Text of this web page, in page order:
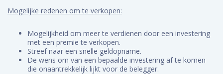
Mogelijke redenen om te verkopen:
Mogelijkheid om meer te verdienen door een investering
met een premie te verkopen.
Streef naar een snelle geldopname.
De wens om van een bepaalde investering af te komen
die onaantrekkelijk lijkt voor de belegger.